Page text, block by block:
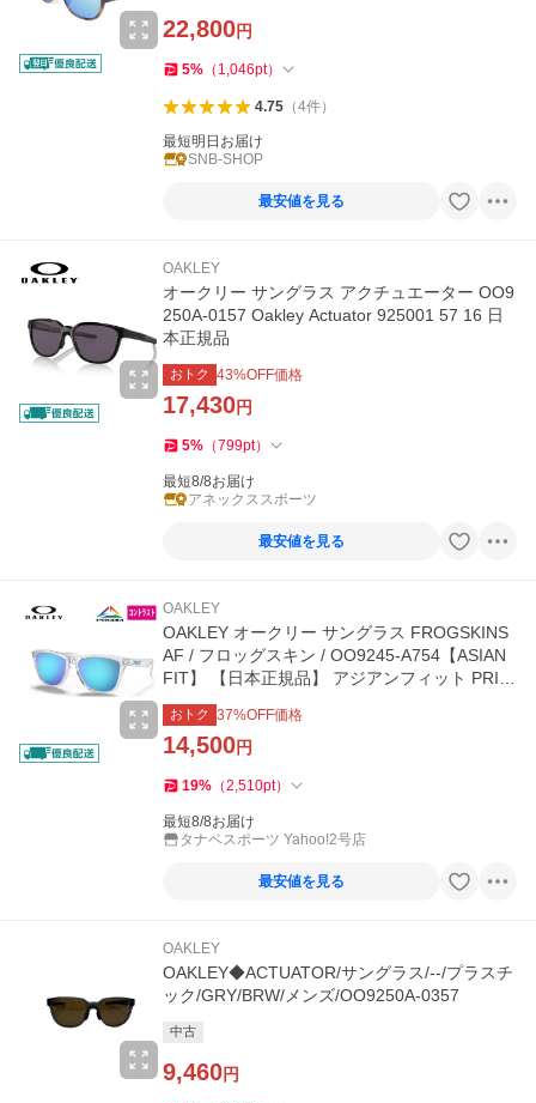
22,800円
5% （ 1,046pt）
4.75（4件）
最短明日お届け
SNB-SHOP
最安値を見る
OAKLEY
オークリー サングラス アクチュエーター OO9
250A-0157 Oakley Actuator 925001 57 16 日
本正規品
おトク 43%OFF価格
17,430円
5% （799pt）
最短8/8お届け
アネックススポーツ
最安値を見る
OAKLEY
OAKLEY オークリー サングラス FROGSKINS
AF / フロッグスキン / OO9245-A754【ASIAN
FIT】 【日本正規品】 アジアンフィット PRIZ
M プリズム
おトク 37%OFF価格
14,500円
19% （2,510pt）
最短8/8お届け
タナベスポーツ Yahoo!2号店
最安値を見る
OAKLEY
OAKLEY◆ACTUATOR/サングラス/--/プラスチ
ック/GRY/BRW/メンズ/OO9250A-0357
中古
9,460円